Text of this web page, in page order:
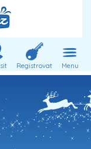
Registrovat Menu